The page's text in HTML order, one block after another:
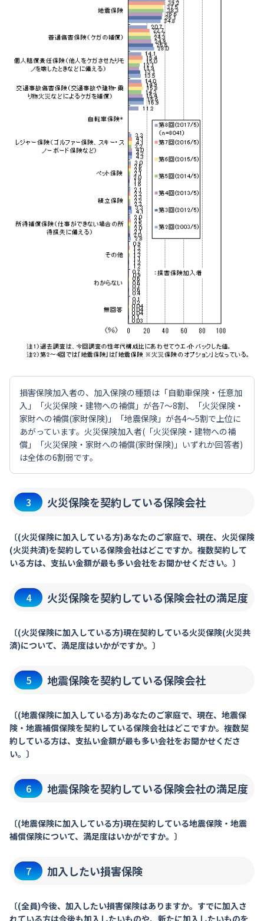
損害保険加入者の、加入保険の種類は「自動車保険・任意加
入」「火災保険・建物への補償」が各7～8割、「火災保険・
家財への補償(家財保険)」「地震保険」が各4～5割で上位に
あがっています。火災保険加入者(「火災保険・建物への補
償」「火災保険・家財への補償(家財保険)」いずれか回答者)
は全体の6割弱です。
3 火災保険を契約している保険会社
〔(火災保険に加入している方)あなたのご家庭で、現在、火災保険
(火災共済)を契約している保険会社はどこですか。複数契約して
いる方は、支払い金額が最も多い会社をお聞かせください。〕
4 火災保険を契約している保険会社の満足度
〔(火災保険に加入している方)現在契約している火災保険(火災共
済)について、満足度はいかがですか。〕
5 地震保険を契約している保険会社
〔(地震保険に加入している方)あなたのご家庭で、現在、地震保
険・地震補償保険を契約している保険会社はどこですか。複数契
約している方は、支払い金額が最も多い会社をお聞かせくださ
い。〕
6 地震保険を契約している保険会社の満足度
〔(地震保険に加入している方)現在契約している地震保険・地震
補償保険について、満足度はいかがですか。〕
7 加入したい損害保険
〔(全員)今後、加入したい損害保険はありますか。すでに加入さ